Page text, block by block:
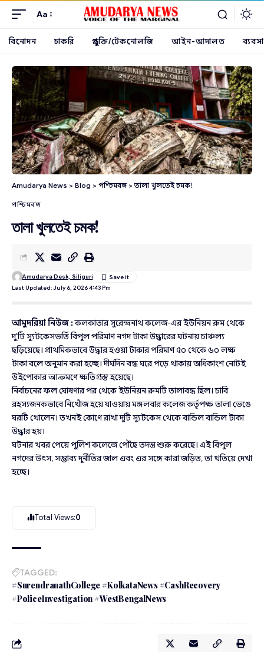
Aa
বিনোদন চাকরি প্রযুক্তি/টেকনোলজি আইন-আদালত ব্যবসা
Amudarya News > Blog > পশ্চিমবঙ্গ>তালা খুলতেই চমক!
পশ্চিমবঙ্গ
তালা খুলতেই চমক!
Last Updated: July 6, 2026 4:43 Pm
Amudarya Desk, Siliguri
আমুদরিয়া নিউজ :কলকাতার সুরেন্দ্রনাথ কলেজ-এর ইউনিয়ন রুম থেকে
দু’টি স্যুটকেসভর্তি বিপুল পরিমাণ নগদ টাকা উদ্ধারের ঘটনায় চাঞ্চল্য
ছড়িয়েছে। প্রাথমিকভাবে উদ্ধার হওয়া টাকার পরিমাণ ৫০ থেকে ৬০ লক্ষ
টাকা বলে অনুমান করা হচ্ছে। দীর্ঘদিন বন্ধ ঘরে পড়ে থাকায় অধিকাংশ নোটই
উইপোকার আক্রমণে ক্ষতিগ্রস্ত হয়েছে।
নির্বাচনের ফল ঘোষণার পর থেকে ইউনিয়ন রুমটি তালাবন্ধ ছিল। চাবি
রহস্যজনকভাবে নিখোঁজ হয়ে যাওয়ায় মঙ্গলবার কলেজ কর্তৃপক্ষ তালা ভেঙে
ঘরটি খোলেন। তখনই কোণে রাখা দুটি স্যুটকেস থেকে বান্ডিল বান্ডিল টাকা
উদ্ধার হয়।
ঘটনার খবর পেয়ে পুলিশ কলেজে পৌঁছে তদন্ত শুরু করেছে। এই বিপুল
নগদের উৎস, সম্ভাব্য দুর্নীতির জাল এবং এর সঙ্গে কারা জড়িত, তা খতিয়ে দেখা
হচ্ছে।
Total Views:0
TAGGED:
#SurendranathCollege #KolkataNews #CashRecovery
#PoliceInvestigation #WestBengalNews